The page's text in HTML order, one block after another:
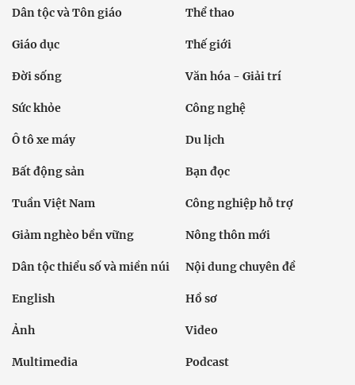
Dân tộc và Tôn giáo Thể thao
Giáo dục Thế giới
Đời sống Văn hóa - Giải trí
Sức khỏe Công nghệ
Ô tô xe máy Du lịch
Bất động sản Bạn đọc
Tuần Việt Nam Công nghiệp hỗ trợ
Giảm nghèo bền vững Nông thôn mới
Dân tộc thiểu số và miền núi Nội dung chuyên đề
English Hồ sơ
Ảnh Video
Multimedia Podcast